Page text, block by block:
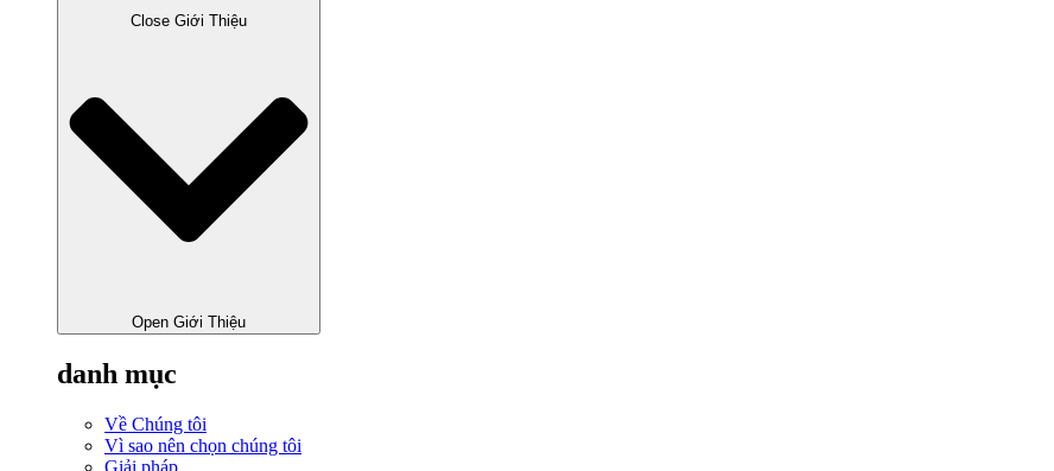
Close Giới Thiệu
Open Giới Thiệu
danh mục
Về Chúng tôi
Vì sao nên chọn chúng tôi
Giải pháp